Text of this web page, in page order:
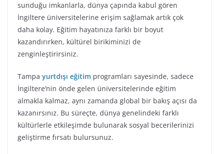
sunduğu imkanlarla, dünya çapında kabul gören
İngiltere üniversitelerine erişim sağlamak artık çok
daha kolay. Eğitim hayatınıza farklı bir boyut
kazandırırken, kültürel birikiminizi de
zenginleştirirsiniz.
Tampa yurtdışı eğitim programları sayesinde, sadece
İngiltere’nin önde gelen üniversitelerinde eğitim
almakla kalmaz, aynı zamanda global bir bakış açısı da
kazanırsınız. Bu süreçte, dünya genelindeki farklı
kültürlerle etkileşimde bulunarak sosyal becerilerinizi
geliştirme fırsatı bulursunuz.